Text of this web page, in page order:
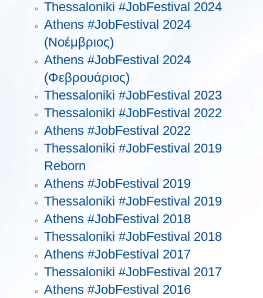
Thessaloniki #JobFestival 2024
Athens #JobFestival 2024
(Νοέμβριος)
Athens #JobFestival 2024
(Φεβρουάριος)
Thessaloniki #JobFestival 2023
Thessaloniki #JobFestival 2022
Athens #JobFestival 2022
Thessaloniki #JobFestival 2019
Reborn
Athens #JobFestival 2019
Thessaloniki #JobFestival 2019
Athens #JobFestival 2018
Thessaloniki #JobFestival 2018
Athens #JobFestival 2017
Τhessaloniki #JobFestival 2017
Athens #JobFestival 2016